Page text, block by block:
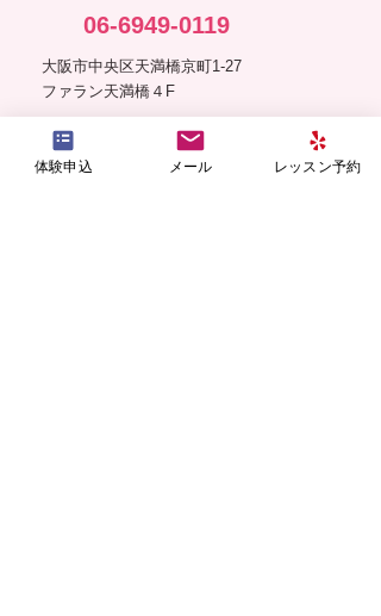
06-6949-0119
大阪市中央区天満橋京町1-27
ファラン天満橋４F
スタジオ営業時間
火・水・木・金 10:00 - 21:00
土・日・祝 9:00 - 18:00
体験申込 メール レッスン予約